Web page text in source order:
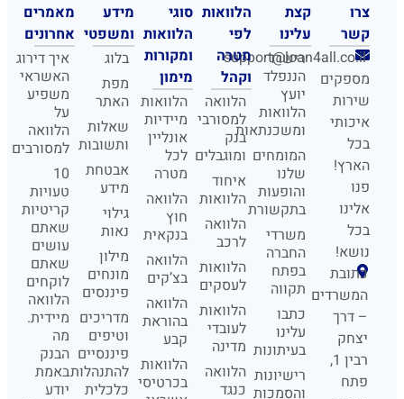
צרו
קשר
support@loan4all.co.il
מספקים
שירות
איכותי
בכל
הארץ!
פנו
אלינו
בכל
נושא!
כתובת
המשרדים
– דרך
יצחק
רבין 1,
פתח
קצת
עלינו
רישרד
הננפלד
יועץ
הלוואות
ומשכנתאות
המומחים
שלנו
והופעות
בתקשורת
משרדי
החברה
בפתח
תקווה
כתבו
עלינו
בעיתונות
רישיונות
והסמכות
הלוואות
לפי
מטרה
וקהל
הלוואה
למסורבי
בנק
ומוגבלים
איחוד
הלוואות
הלוואה
לרכב
הלוואות
לעסקים
הלוואות
לעובדי
מדינה
הלוואה
כנגד
סוגי
הלוואות
ומקורות
מימון
הלוואות
מיידיות
אונליין
לכל
מטרה
הלוואה
חוץ
בנקאית
הלוואה
בצ’קים
הלוואה
בהוראת
קבע
הלוואות
בכרטיסי
מידע
ומשפטי
בלוג
מפת
האתר
שאלות
ותשובות
אבטחת
מידע
גילוי
נאות
מילון
מונחים
פיננסים
מדריכים
וטיפים
פיננסיים
להתנהלות
כלכלית
מאמרים
אחרונים
איך דירוג
האשראי
משפיע
על
הלוואה
למסורבים
10
טעויות
קריטיות
שאתם
עושים
שאתם
לוקחים
הלוואה
מיידית.
מה
הבנק
באמת
יודע